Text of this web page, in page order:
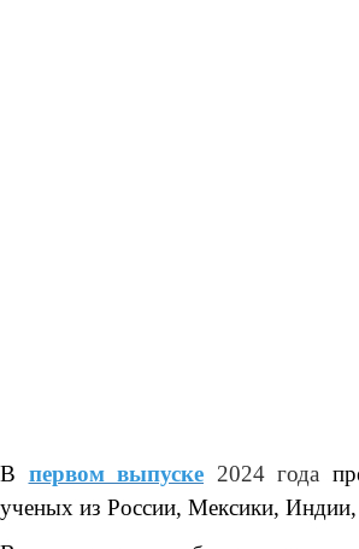
В первом выпуске 2024 года
ученых из России, Мексики,